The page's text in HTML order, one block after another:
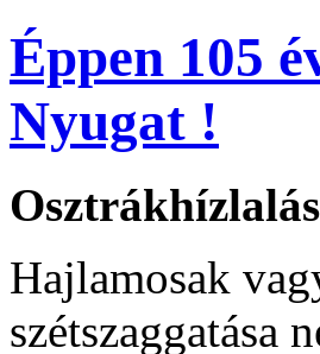
Éppen 105
Nyugat !
Hajlamosak
szétszaggatása